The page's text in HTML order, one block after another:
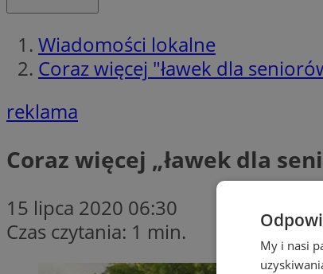
Wiadomości lokalne
Coraz więcej "ławek dla
reklama
Coraz więcej „ławek dla
15 lipca 2020 06:30
Czas czytania: 1 min.
My i nasi